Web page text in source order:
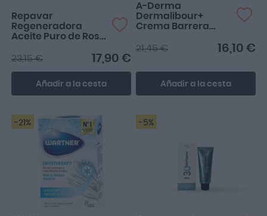
Repavar
Regeneradora
Aceite Puro de Rosa
15ml
17,90 €
23,15 €
Añadir a la cesta
A-Derma
Dermalibour+
Crema Barrera
16,10 €
21,45 €
Añadir a la cesta
-21% -5%